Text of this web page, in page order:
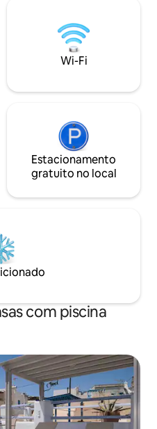
&
vistas do pôr do
Wi-Fi
Estacionamento
gratuito no local
com piscina